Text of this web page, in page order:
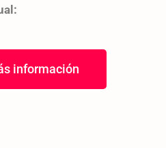
información